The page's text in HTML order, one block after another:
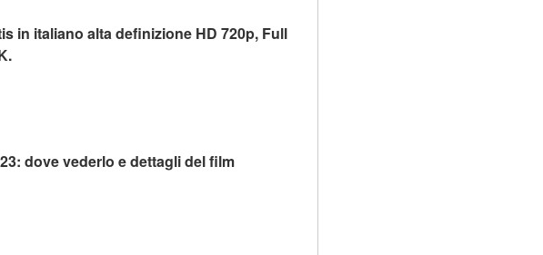
in italiano alta definizione HD 720p, Full
dove vederlo e dettagli del film